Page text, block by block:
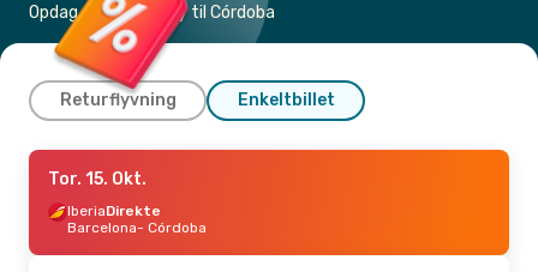
Opdag de billigste fly til Córdoba
Returflyvning Enkeltbillet
Ons. 14. Okt.
Iberia1 Mellemlanding
København - Córdoba
Córdoba- København
Tor. 15. Okt.
IberiaDirekte
Barcelona- Córdoba